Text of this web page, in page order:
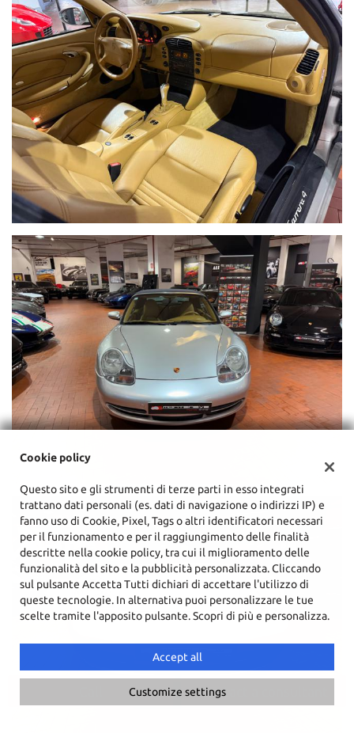
Contact a consultant
Cookie policy
Questo sito e gli strumenti di terze parti in esso integrati
trattano dati personali (es. dati di navigazione o indirizzi IP) e
fanno uso di Cookie, Pixel, Tags o altri identificatori necessari
per il funzionamento e per il raggiungimento delle finalità
descritte nella cookie policy, tra cui il miglioramento delle
funzionalità del sito e la pubblicità personalizzata. Cliccando
sul pulsante Accetta Tutti dichiari di accettare l'utilizzo di
queste tecnologie. In alternativa puoi personalizzare le tue
scelte tramite l'apposito pulsante. Scopri di più e personalizza.
Accept all
Customize settings